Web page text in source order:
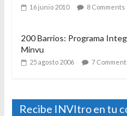
16 junio 2010 8 Comments
200 Barrios: Programa
Minvu
25 agosto 2006 7
Recibe INVItro en tu